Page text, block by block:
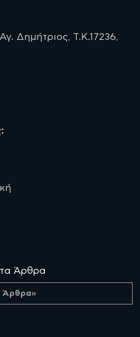
Δημήτριος, Τ.Κ.17236,
Άρθρα
Άρθρα»